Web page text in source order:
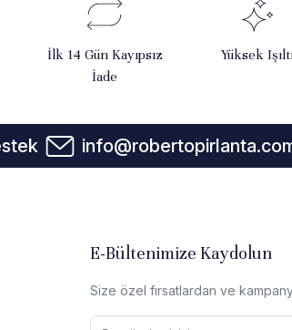
İlk 14 Gün Kayıpsız
İade
Yüksek
E-Bültenimize Kaydolun
Size özel fırsatlardan ve